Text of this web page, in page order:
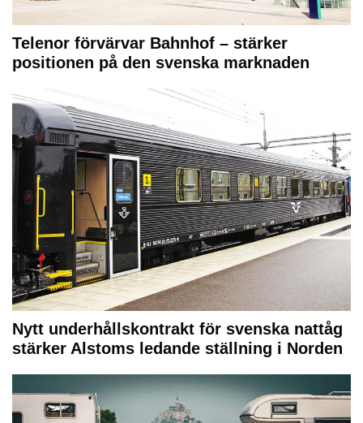
Telenor förvärvar Bahnhof – stärker
positionen på den svenska marknaden
Nytt underhållskontrakt för svenska nattåg
stärker Alstoms ledande ställning i Norden